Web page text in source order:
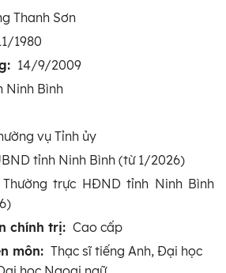
Thanh Sơn
1980
14/9/2009
Ninh Bình
vụ Tỉnh ủy
tỉnh Ninh Bình (từ 1/2026)
trực HĐND tỉnh Ninh Bình
chính trị: Cao cấp
môn: Thạc sĩ tiếng Anh, Đại học